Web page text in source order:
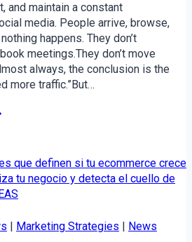
and maintain a constant
media. People arrive, browse,
happens. They don’t
meetings.They don’t move
always, the conclusion is the
more traffic.”But…
| Marketing Strategies | News